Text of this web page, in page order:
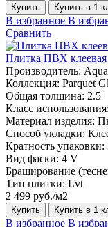
Купить Купить в 1
В избранное В
Сравнить
Плитка ПВХ клеевая
Производитель:
Коллекция: Parquet
Общая толщина: 2.5
Класс использования:
Материал изделия:
Способ укладки:
Кратность упаковки:
Вид фаски: 4 V
Браширование
Тип плитки: Lvt
2 499 руб./м2
Купить Купить в 1
В избранное В